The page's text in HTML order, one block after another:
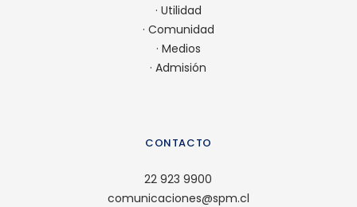
· Utilidad
· Comunidad
· Medios
·Admisión
CONTACTO
22 923 9900
comunicaciones@spm.cl